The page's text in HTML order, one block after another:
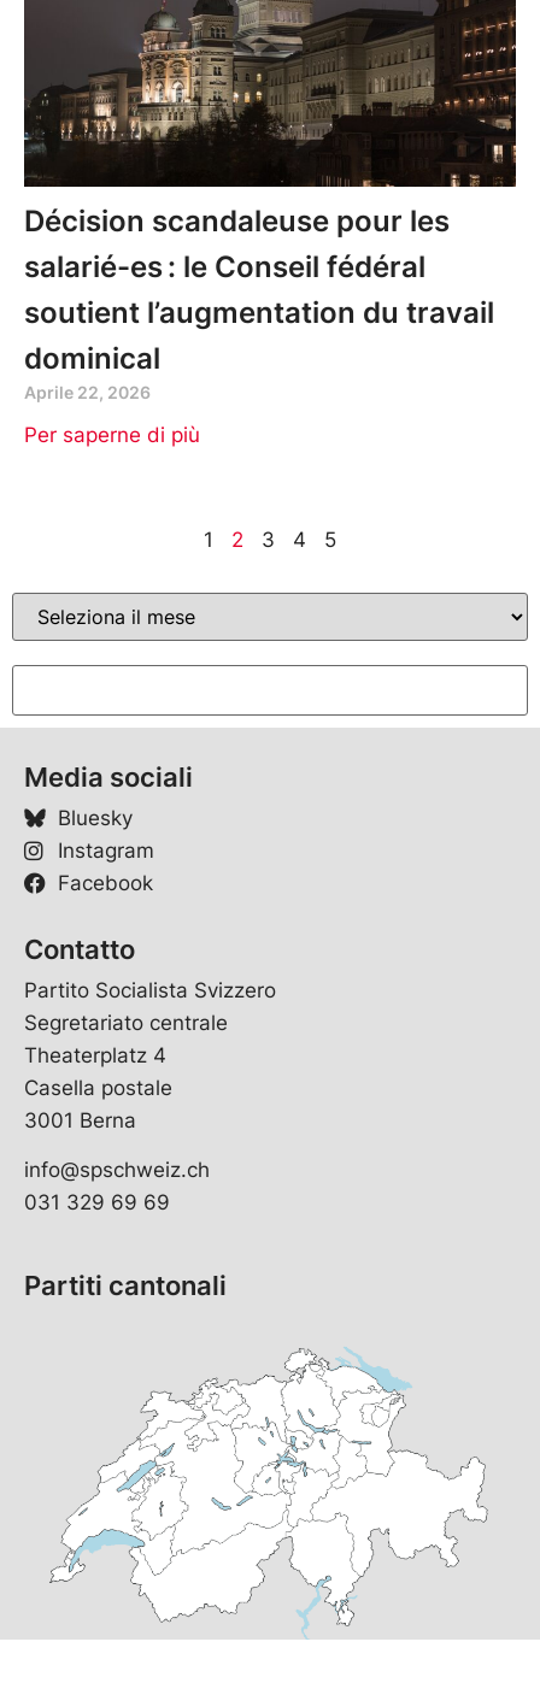
Décision scandaleuse pour les
salarié-es : le Conseil fédéral
soutient l’augmentation du travail
dominical
Aprile 22, 2026
Per saperne di più
1 2 3 4 5
Media sociali
Bluesky
Instagram
Facebook
Contatto
Partito Socialista Svizzero
Segretariato centrale
Theaterplatz 4
Casella postale
3001 Berna
info@spschweiz.ch
031 329 69 69
Partiti cantonali